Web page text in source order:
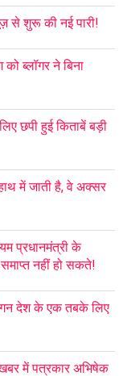
से शुरू की नई पारी!
को ब्लॉगर ने बिना
छपी हुई किताबें बड़ी
में जाती है, वे अक्सर
प्रधानमंत्री के
नहीं हो सकते!
देश के एक तबके लिए
में पत्रकार अभिषेक